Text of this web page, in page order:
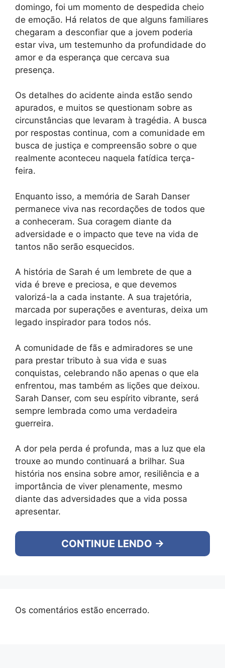
domingo, foi um momento de despedida cheio
de emoção. Há relatos de que alguns familiares
chegaram a desconfiar que a jovem poderia
estar viva, um testemunho da profundidade do
amor e da esperança que cercava sua
presença.
Os detalhes do acidente ainda estão sendo
apurados, e muitos se questionam sobre as
circunstâncias que levaram à tragédia. A busca
por respostas continua, com a comunidade em
busca de justiça e compreensão sobre o que
realmente aconteceu naquela fatídica terça-
feira.
Enquanto isso, a memória de Sarah Danser
permanece viva nas recordações de todos que
a conheceram. Sua coragem diante da
adversidade e o impacto que teve na vida de
tantos não serão esquecidos.
A história de Sarah é um lembrete de que a
vida é breve e preciosa, e que devemos
valorizá-la a cada instante. A sua trajetória,
marcada por superações e aventuras, deixa um
legado inspirador para todos nós.
A comunidade de fãs e admiradores se une
para prestar tributo à sua vida e suas
conquistas, celebrando não apenas o que ela
enfrentou, mas também as lições que deixou.
Sarah Danser, com seu espírito vibrante, será
sempre lembrada como uma verdadeira
guerreira.
A dor pela perda é profunda, mas a luz que ela
trouxe ao mundo continuará a brilhar. Sua
história nos ensina sobre amor, resiliência e a
importância de viver plenamente, mesmo
diante das adversidades que a vida possa
apresentar.
CONTINUE LENDO →
Os comentários estão encerrado.